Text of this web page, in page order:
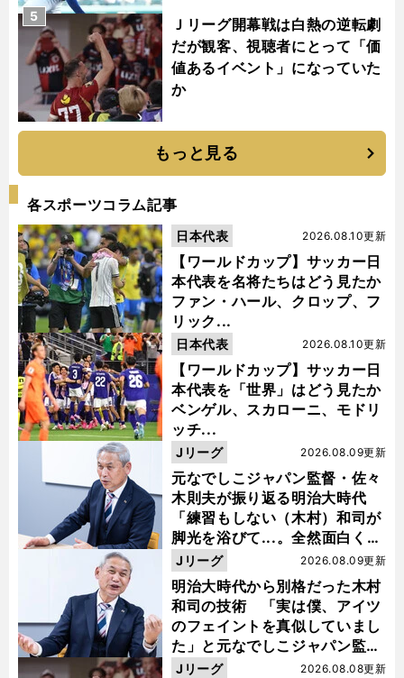
Ｊリーグ開幕戦は白熱の逆転劇
だが観客、視聴者にとって「価
値あるイベント」になっていた
か
5
もっと見る
各スポーツコラム記事
【ワールドカップ】サッカー日
本代表を名将たちはどう見たか
ファン・ハール、クロップ、フ
リック...
2026.08.10更新
日本代表
【ワールドカップ】サッカー日
本代表を「世界」はどう見たか
ベンゲル、スカローニ、モドリ
ッチ...
2026.08.10更新
日本代表
元なでしこジャパン監督・佐々
木則夫が振り返る明治大時代
「練習もしない（木村）和司が
脚光を浴びて...。全然面白くな
い４年間でした」
2026.08.09更新
Jリーグ
明治大時代から別格だった木村
和司の技術 「実は僕、アイツ
のフェイントを真似していまし
た」と元なでしこジャパン監
督・佐々木則夫
2026.08.09更新
Jリーグ
2026.08.08更新
Jリーグ